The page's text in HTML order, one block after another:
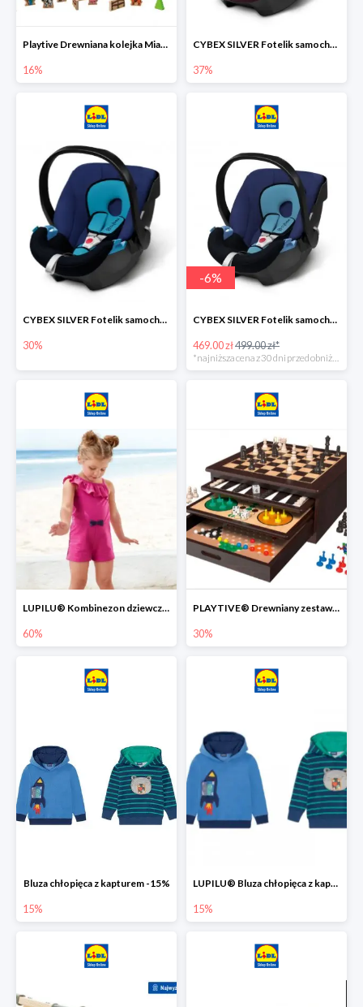
Playtive Drewniana kolejka Miasto lub Farma
16%
CYBEX SILVER Fotelik samochodowy
37%
CYBEX SILVER Fotelik samochodowy -30%
30%
-6%
CYBEX SILVER Fotelik samochodowy + dostawa gratis!
469.00 zł499.00 zł*
*najniższa cena z 30 dni przed obniżką
LUPILU® Kombinezon dziewczęcy z bawełny
60%
PLAYTIVE® Drewniany zestaw gier 10 w 1
30%
Bluza chłopięca z kapturem -15%
15%
LUPILU® Bluza chłopięca z kapturem
15%